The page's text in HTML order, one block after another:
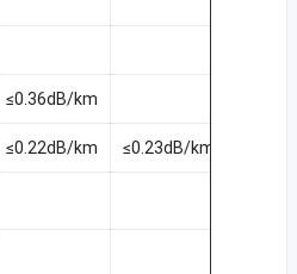
≤0.36dB/km
≤0.22dB/km ≤0.23dB/km